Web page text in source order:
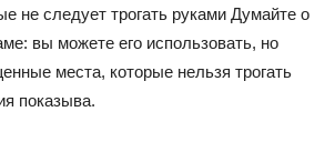
не следует трогать руками Думайте о
вы можете его использовать, но
места, которые нельзя трогать
показыва.